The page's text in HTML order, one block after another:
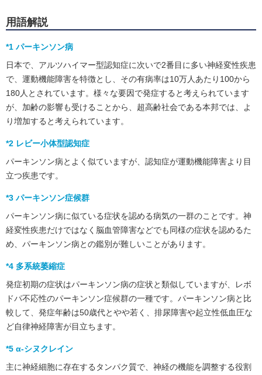
用語解説
*1 パーキンソン病
日本で、アルツハイマー型認知症に次いで2番目に多い神経変性疾患
で、運動機能障害を特徴とし、その有病率は10万人あたり100から
180人とされています。様々な要因で発症すると考えられています
が、加齢の影響も受けることから、超高齢社会である本邦では、よ
り増加すると考えられています。
*2 レビー小体型認知症
パーキンソン病とよく似ていますが、認知症が運動機能障害より目
立つ疾患です。
*3 パーキンソン症候群
パーキンソン病に似ている症状を認める病気の一群のことです。神
経変性疾患だけではなく脳血管障害などでも同様の症状を認めるた
め、パーキンソン病との鑑別が難しいことがあります。
*4 多系統萎縮症
発症初期の症状はパーキンソン病の症状と類似していますが、レボ
ドパ不応性のパーキンソン症候群の一種です。パーキンソン病と比
較して、発症年齢は50歳代とやや若く、排尿障害や起立性低血圧な
ど自律神経障害が目立ちます。
*5 α-シヌクレイン
主に神経細胞に存在するタンパク質で、神経の機能を調整する役割